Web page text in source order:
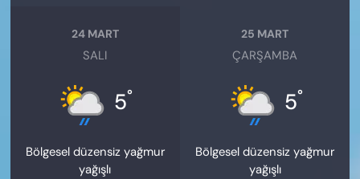
24 MART
SALI
5°
Bölgesel düzensiz yağmur
yağışlı
25 MART
ÇARŞAMBA
5°
Bölgesel düzensiz yağmur
yağışlı